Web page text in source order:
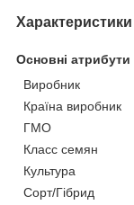
Характеристики
Основні атрибути
Виробник
Країна виробник
ГМО
Класс семян
Культура
Сорт/Гібрид